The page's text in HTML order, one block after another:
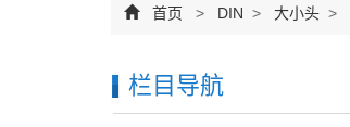
首页 > DIN > 大小头 >
栏目导航